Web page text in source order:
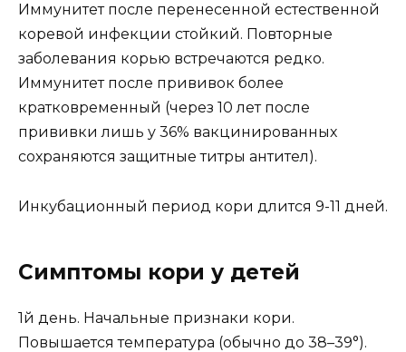
Иммунитет после перенесенной естественной
коревой инфекции стойкий. Повторные
заболевания корью встречаются редко.
Иммунитет после прививок более
кратковременный (через 10 лет после
прививки лишь у 36% вакцинированных
сохраняются защитные титры антител).
Инкубационный период кори длится 9-11 дней.
Симптомы кори у детей
1й день. Начальные признаки кори.
Повышается температура (обычно до 38–39°).